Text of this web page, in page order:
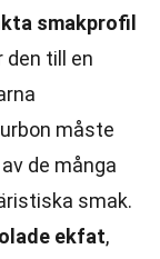
smakprofil
den till en
måste
de många
smak.
ekfat,